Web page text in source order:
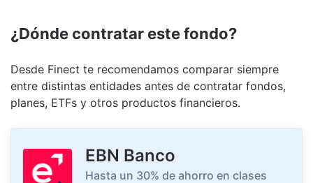
¿Dónde contratar este fondo?
Desde Finect te recomendamos comparar siempre
entre distintas entidades antes de contratar fondos,
planes, ETFs y otros productos financieros.
EBN Banco
Hasta un 30% de ahorro en clases